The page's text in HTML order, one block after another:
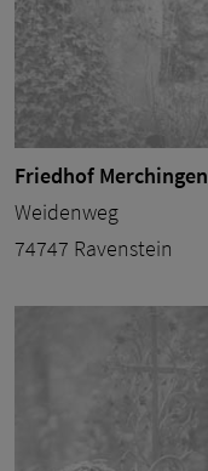
Friedhof Merchingen
Weidenweg
74747 Ravenstein